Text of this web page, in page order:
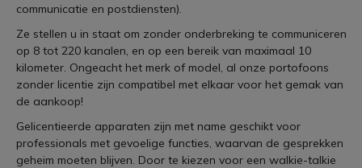
communicatie en postdiensten).
Ze stellen u in staat om zonder onderbreking te communiceren
op 8 tot 220 kanalen, en op een bereik van maximaal 10
kilometer. Ongeacht het merk of model, al onze portofoons
zonder licentie zijn compatibel met elkaar voor het gemak van
de aankoop!
Gelicentieerde apparaten zijn met name geschikt voor
professionals met gevoelige functies, waarvan de gesprekken
geheim moeten blijven. Door te kiezen voor een walkie-talkie